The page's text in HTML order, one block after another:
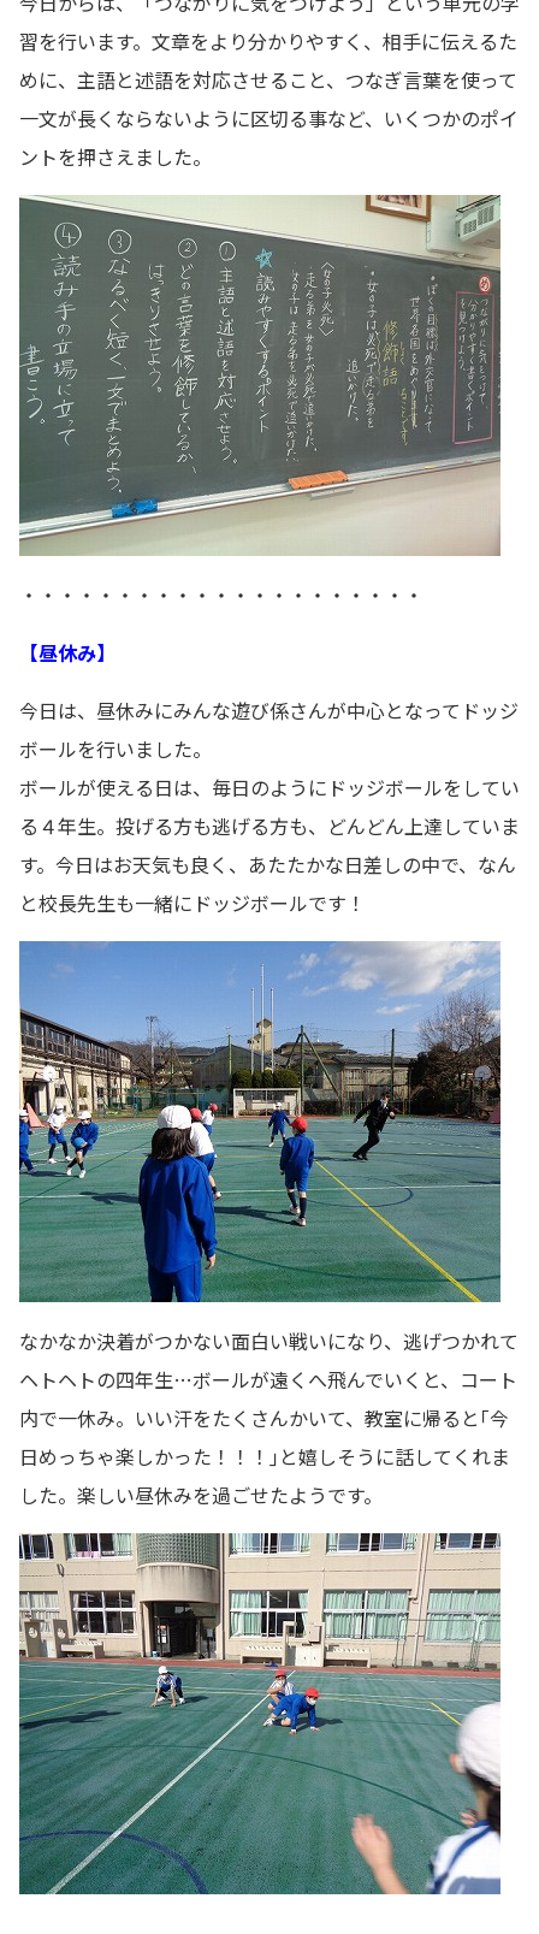
習を行います。文章をより分かりやすく、相手に伝えるた
めに、主語と述語を対応させること、つなぎ言葉を使って
一文が長くならないように区切る事など、いくつかのポイ
ントを押さえました。
・・・・・・・・・・・・・・・・・・・・・
【昼休み】
今日は、昼休みにみんな遊び係さんが中心となってドッジ
ボールを行いました。
ボールが使える日は、毎日のようにドッジボールをしてい
る４年生。投げる方も逃げる方も、どんどん上達していま
す。今日はお天気も良く、あたたかな日差しの中で、なん
と校長先生も一緒にドッジボールです！
なかなか決着がつかない面白い戦いになり、逃げつかれて
ヘトヘトの四年生…ボールが遠くへ飛んでいくと、コート
内で一休み。いい汗をたくさんかいて、教室に帰ると｢今
日めっちゃ楽しかった！！！｣と嬉しそうに話してくれま
した。楽しい昼休みを過ごせたようです。